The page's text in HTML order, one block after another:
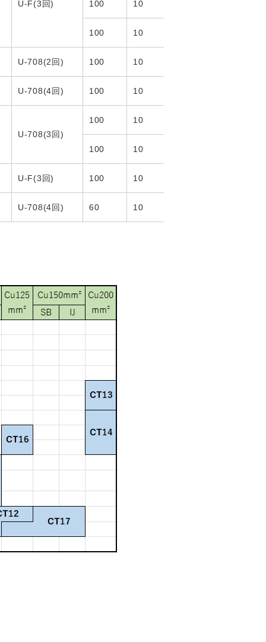
U-F(3回) 100 10
100 10
U-708(2回) 100 10
U-708(4回) 100 10
U-708(3回)
100 10
100 10
U-F(3回) 100 10
U-708(4回) 60 10